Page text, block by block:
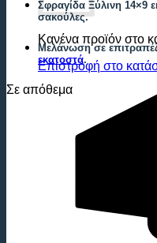
Κανένα προϊόν στο
Επιστροφή στο
Σφραγίδα Ξύλινη 14×9
σακούλες.
Μελάνωση σε
εκατοστά.
Σε απόθεμα